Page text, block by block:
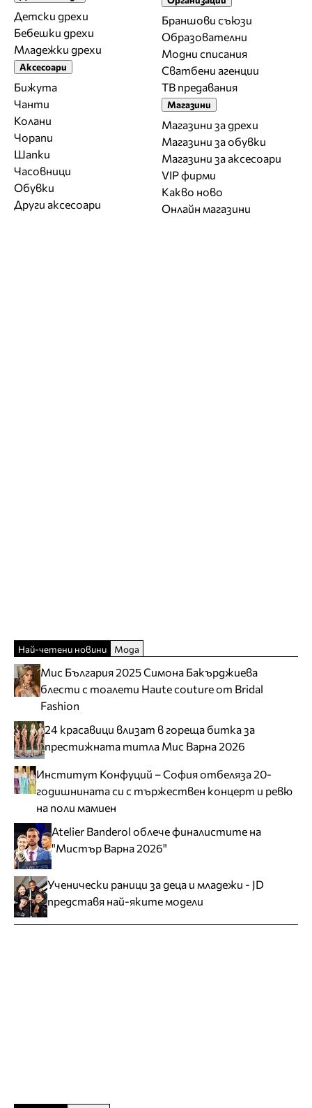
Детски дрехи
Бебешки дрехи
Младежки дрехи
Аксесоари
Бижута
Чанти
Колани
Чорапи
Шапки
Часовници
Обувки
Други аксесоари
Браншови съюзи
Образователни
Модни списания
Сватбени агенции
ТВ предавания
Магазини
Магазини за дрехи
Магазини за обувки
Магазини за aксесоари
VIP фирми
Какво ново
Онлайн магазини
Най-четени новини Мода
Мис България 2025 Симона Бакърджиева
блести с тоалети Haute couture от Bridal
Fashion
24 красавици влизат в гореща битка за
престижната титла Мис Варна 2026
Институт Конфуций – София отбеляза 20-
годишнината си с тържествен концерт и ревю
на поли мамиен
Atelier Banderol облече финалистите на
"Мистър Варна 2026"
Ученически раници за деца и младежи - JD
представя най-яките модели